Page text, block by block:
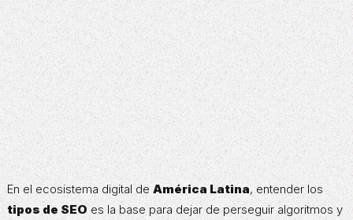
En el ecosistema digital deAmérica Latina, entender los
tipos de SEOes la base para dejar de perseguir algoritmos y